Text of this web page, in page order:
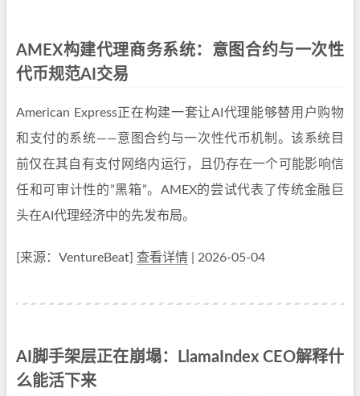
AMEX构建代理商务系统：意图合约与一次性
代币规范AI交易
American Express正在构建一套让AI代理能够替用户购物
和支付的系统——意图合约与一次性代币机制。该系统目
前仅在其自有支付网络内运行，且仍存在一个可能影响信
任和可审计性的”黑箱”。AMEX的尝试代表了传统金融巨
头在AI代理经济中的先发布局。
[来源：VentureBeat] 查看详情 | 2026-05-04
AI脚手架层正在崩塌：LlamaIndex CEO解释什
么能活下来